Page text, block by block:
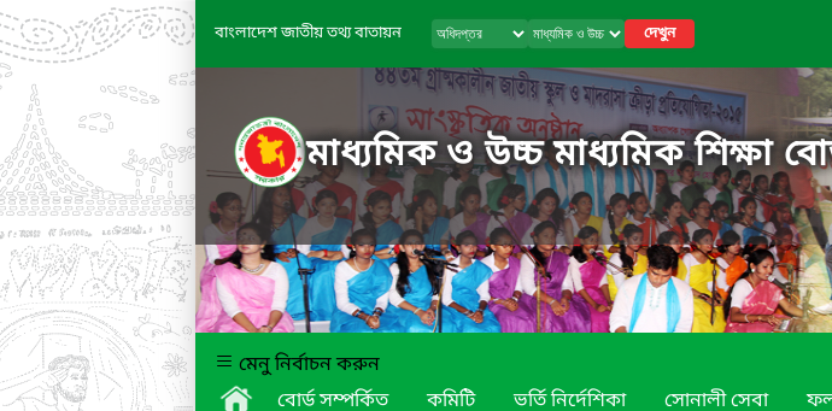
বাংলাদেশ জাতীয় তথ্য বাতায়ন দেখুন
মাধ্যমিক ও উচ্চ মাধ্যমিক শিক্ষা
মেনু নির্বাচন করুন
বোর্ড সম্পর্কিত
কমিটি ভর্তি নির্দেশিকা সোনালী সেবা